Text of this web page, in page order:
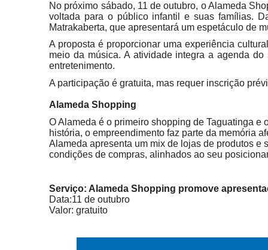
No próximo sábado, 11 de outubro, o Alameda
voltada para o público infantil e suas famílias.
Matrakaberta, que apresentará um espetáculo de
A proposta é proporcionar uma experiência
meio da música. A atividade integra a agenda
entretenimento.
A participação é gratuita, mas requer inscrição
Alameda Shopping
O Alameda é o primeiro shopping de Taguatinga
história, o empreendimento faz parte da memória
Alameda apresenta um mix de lojas de produtos e
condições de compras, alinhados ao seu
Serviço: Alameda Shopping promove
Data:11 de outubro
Valor: gratuito